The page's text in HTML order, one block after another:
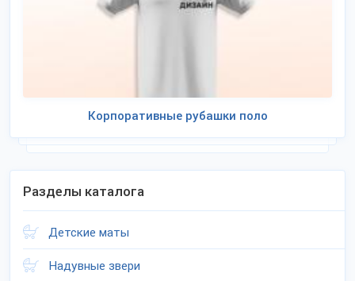
Корпоративные рубашки поло
Разделы каталога
Детские маты
Надувные звери